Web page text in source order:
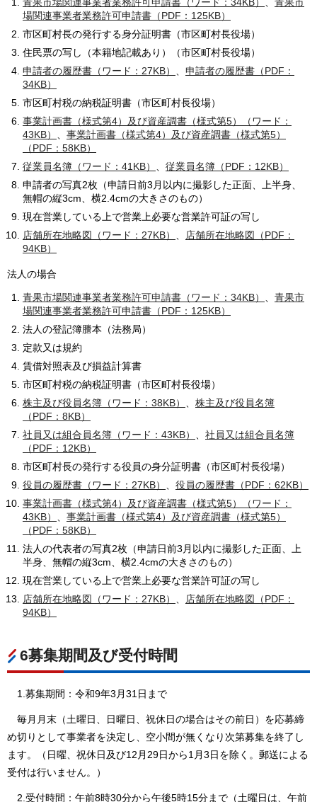
場関連事業者業務許可申請書（PDF：125KB）
市区町村長の発行する身分証明書（市区町村長役場）
住民票の写し（本籍地記載あり）（市区町村長役場）
申請者の履歴書（ワード：27KB）
申請者の履歴書（PDF：
34KB）
市区町村税の納税証明書（市区町村長役場）
事業計画書（様式第4）及び資産調書（様式第5）（ワード：
43KB）
事業計画書（様式第4）及び資産調書（様式第5）
（PDF：58KB）
従業員名簿（ワード：41KB）
従業員名簿（PDF：12KB）
申請者の写真2枚（申請日前3月以内に撮影した正面、上半身、
無帽の縦3cm、横2.4cmの大きさのもの）
現在営業している上で営業上必要な営業許可証の写し
店舗所在地略図（ワード：27KB）
店舗所在地略図（PDF：
94KB）
法人の場合
青果市場関連事業者業務許可申請書（ワード：34KB） 、 青果市
場関連事業者業務許可申請書（PDF：125KB）
法人の登記簿謄本（法務局）
定款又は規約
賃借対照表及び損益計算書
市区町村税の納税証明書（市区町村長役場）
株主及び役員名簿（ワード：38KB） 、 株主及び役員名簿
（PDF：8KB）
社員又は組合員名簿（ワード：43KB） 、 社員又は組合員名簿
（PDF：12KB）
市区町村長の発行する役員の身分証明書（市区町村長役場）
役員の履歴書（ワード：27KB） 、 役員の履歴書（PDF：62KB）
事業計画書（様式第4）及び資産調書（様式第5）（ワード：
43KB） 、 事業計画書（様式第4）及び資産調書（様式第5）
（PDF：58KB）
法人の代表者の写真2枚（申請日前3月以内に撮影した正面、上
半身、無帽の縦3cm、横2.4cmの大きさのもの）
現在営業している上で営業上必要な営業許可証の写し
店舗所在地略図（ワード：27KB） 、 店舗所在地略図（PDF：
94KB）
6募集期間及び受付時間
1.募集期間：令和9年3月31日まで
毎月月末（土曜日、日曜日、祝休日の場合はその前日）を応募締
め切りとして事業者を決定し、空小間が無くなり次第募集を終了し
ます。（日曜、祝休日及び12月29日から1月3日を除く。郵送による
受付は行いません。）
2.受付時間：午前8時30分から午後5時15分まで（土曜日は、午前